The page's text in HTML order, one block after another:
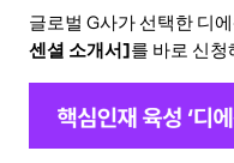
글로벌 G사가 선택한 디
센셜 소개서]를 바로 신청